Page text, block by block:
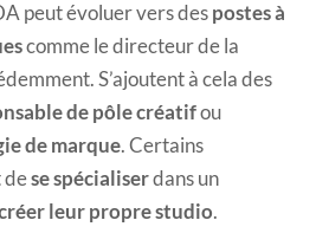
peut évoluer vers des postes à
comme le directeur de la
S’ajoutent à cela des
de pôle créatifou
de marque. Certains
dese spécialiserdans un
leur propre studio.